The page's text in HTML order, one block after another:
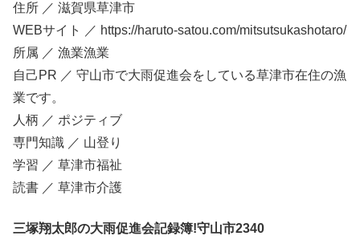
住所 ／ 滋賀県草津市
WEBサイト ／ https://haruto-satou.com/mitsutsukashotaro/
所属 ／ 漁業漁業
自己PR ／ 守山市で大雨促進会をしている草津市在住の漁
業です。
人柄 ／ ポジティブ
専門知識 ／ 山登り
学習 ／ 草津市福祉
読書 ／ 草津市介護
三塚翔太郎の大雨促進会記録簿!守山市2340